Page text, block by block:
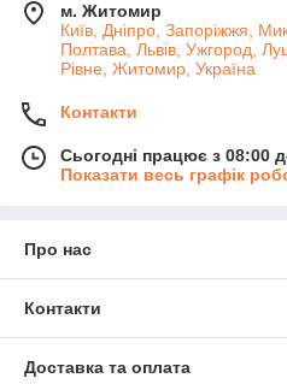
м. Житомир
Київ, Дніпро, Запоріжжя,
Полтава, Львів, Ужгород,
Рівне, Житомир, Україна
Контакти
Сьогодні працює з 08:00
Показати весь графік
Про нас
Контакти
Доставка та оплата